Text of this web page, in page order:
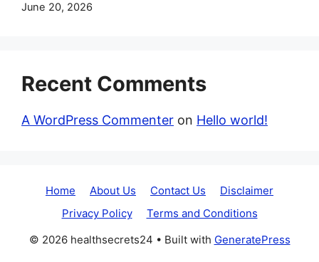
June 20, 2026
Recent Comments
A WordPress Commenter on Hello world!
Home About Us Contact Us
Disclaimer
Privacy Policy
Terms and Conditions
© 2026 healthsecrets24 • Built with GeneratePress